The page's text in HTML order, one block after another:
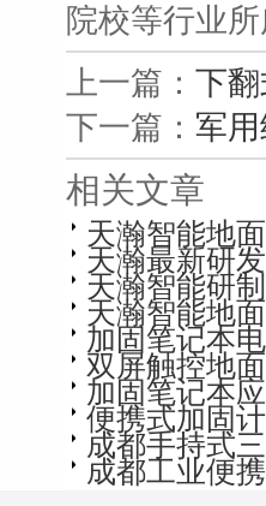
院校等行业
上一篇： 下
下一篇： 军
相关文章
天瀚智能地
天瀚最新研
天瀚智能研
天瀚智能地
加固笔记本
双屏触控地
加固笔记本
便携式加固
成都手持式
成都工业便